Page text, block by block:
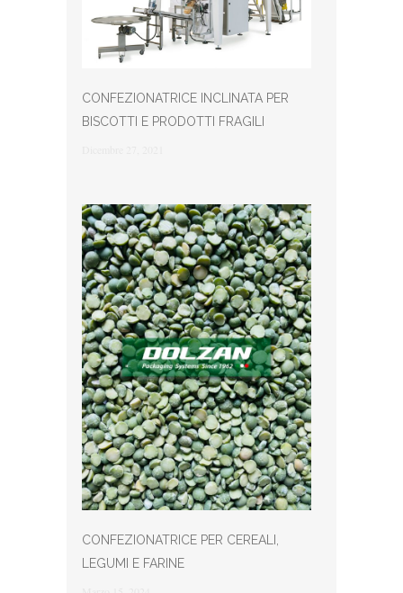
CONFEZIONATRICE INCLINATA PER
BISCOTTI E PRODOTTI FRAGILI
CONFEZIONATRICE PER CEREALI,
LEGUMI E FARINE